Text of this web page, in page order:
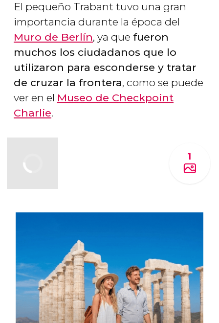
El pequeño Trabant tuvo una gran
importancia durante la época del
Muro de Berlín, ya que fueron
muchos los ciudadanos que lo
utilizaron para esconderse y tratar
de cruzar la frontera, como se puede
ver en el Museo de Checkpoint
Charlie.
1